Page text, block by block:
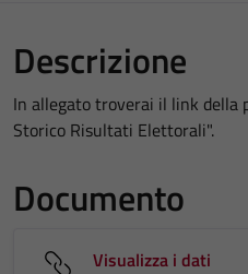
Descrizione
In allegato troverai il link della
Storico Risultati Elettorali".
Documento
Visualizza i dati